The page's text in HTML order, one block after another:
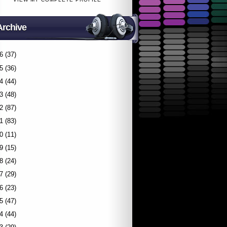
(37)
(36)
(44)
(48)
(87)
(83)
(11)
(15)
(24)
(29)
(23)
(47)
(44)